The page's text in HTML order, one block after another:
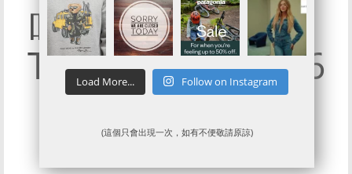
唔洗一千一個袋 |
Tory Burch 官網6
折起加獨家9折
Load More... Follow on Instagram
(這個只會出現一次，如有不便敬請原諒)